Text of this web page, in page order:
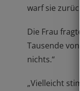
warf sie
Die Frau
Tausende
nichts.“
„Vielleicht